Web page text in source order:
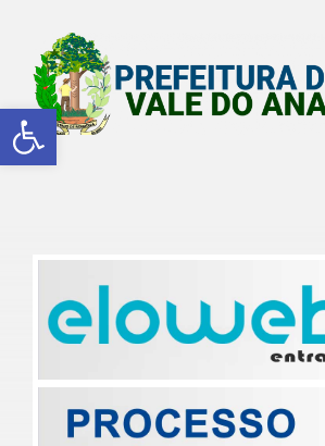
Abrir a barra de ferramentas